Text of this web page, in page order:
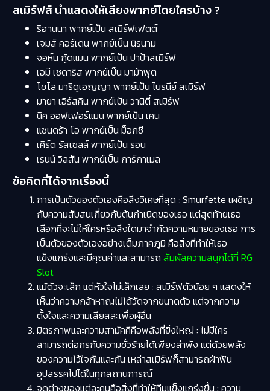
สเมิร์ฟส์ นำแสดงให้เสียงพากย์โดยใครบ้าง ?
ริฮานนา พากย์เป็น สเมิร์ฟเฟตต์
เจมส์ คอร์เดน พากย์เป็น นิรนาม
จอห์น กู้ดแมน พากย์เป็น ปาป้าสเมิร์ฟ
เอมี เซดาริส พากย์เป็น มาม้าพุต
โชโล มาริดูเอญญา พากย์เป็น ไบรนีย์ สเมิร์ฟ
มายา เอิร์สคิน พากย์เป้น วานิตี้ สเมิร์ฟ
นิค ออฟเฟอร์แมน พากย์เป็น เคน
แซนดร้า โอ พากย์เป็น ม็อกซี
เคิร์ต รัสเซลล์ พากย์เป็น รอน
เรนน์ วิลสัน พากย์เป็น การ์กาเมล
ข้อคิดที่ได้จากเรื่องนี้
การเป็นตัวของตัวเองคือสิ่งวิเศษที่สุด : Smurfette เผชิญ
กับความสับสนเกี่ยวกับต้นกำเนิดของเธอ แต่สุดท้ายเธอ
เลือกที่จะไม่ให้ใครหรือสิ่งใดมาจำกัดความหมายของเธอ การ
เป็นตัวของตัวเองอย่างเต็มภาคภูมิ คือสิ่งที่ทำให้เธอ
แข็งแกร่งและมีคุณค่าและสามารถ สัมผัสความสนุกได้ที่ RG
Slot
แม้ตัวจะเล็ก แต่หัวใจไม่เล็กเลย : สเมิร์ฟตัวน้อย ๆ แสดงให้
เห็นว่าความกล้าหาญไม่ได้วัดจากขนาดตัว แต่จากความ
ตั้งใจและความเสียสละเพื่อผู้อื่น
มิตรภาพและความสามัคคีคือพลังที่ยิ่งใหญ่ : ไม่มีใคร
สามารถต่อกรกับความชั่วร้ายได้เพียงลำพัง แต่ด้วยพลัง
ของความไว้ใจกันและกัน เหล่าสเมิร์ฟก็สามารถฝ่าฟัน
อุปสรรคไปได้ในทุกสถานการณ์
จุดต่างของแต่ละคนคือสิ่งที่ทำให้ทีมแข็งแกร่งขึ้น : ความ